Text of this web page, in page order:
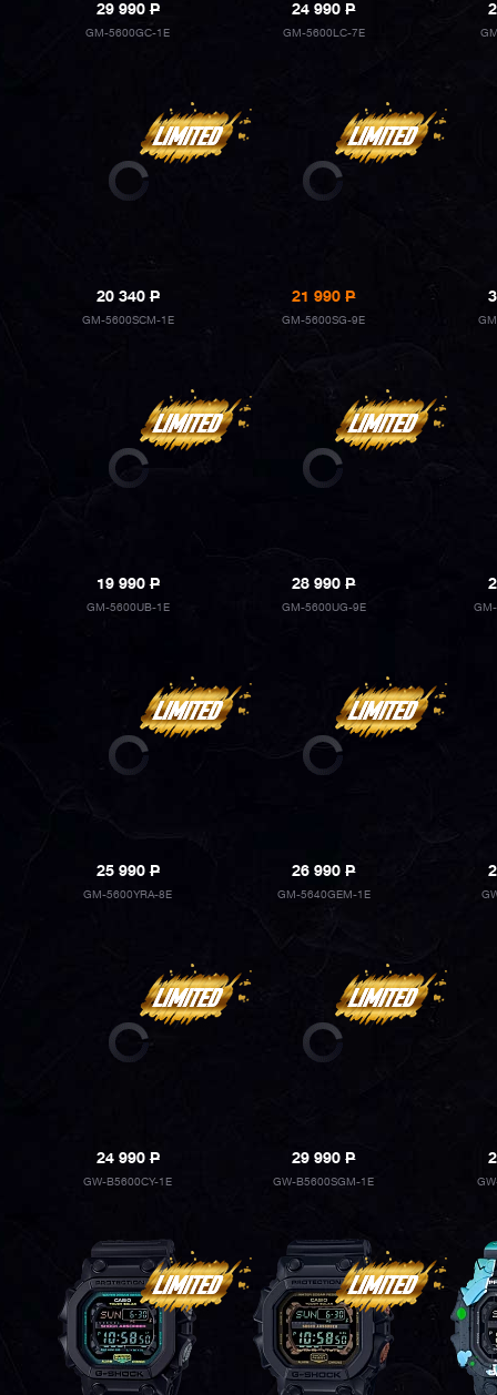
29 990P
GM-5600GC-1E
24 990P
GM-5600LC-7E
20 340P
GM-5600SCM-1E
21 990P
GM-5600SG-9E
19 990P
GM-5600UB-1E
28 990P
GM-5600UG-9E
25 990P
GM-5600YRA-8E
26 990P
GM-5640GEM-1E
24 990P
GW-B5600CY-1E
29 990P
GW-B5600SGM-1E